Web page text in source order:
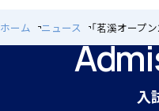
ホーム ニュース 「茗溪オープ
入
個人課題研究